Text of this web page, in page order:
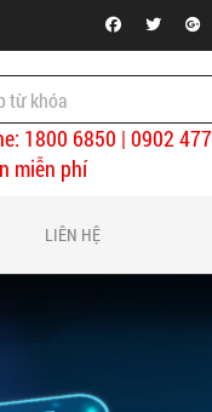
1800 6850 | 0902
miễn phí
LIÊN HỆ